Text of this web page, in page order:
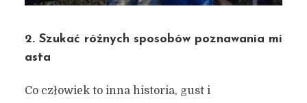
2. Szukać różnych sposobów poznawania mi
asta
Co człowiek to inna historia, gust i